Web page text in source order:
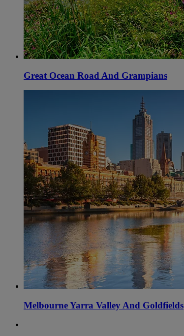
Great Ocean Road And Grampians
Melbourne Yarra Valley And Goldfields